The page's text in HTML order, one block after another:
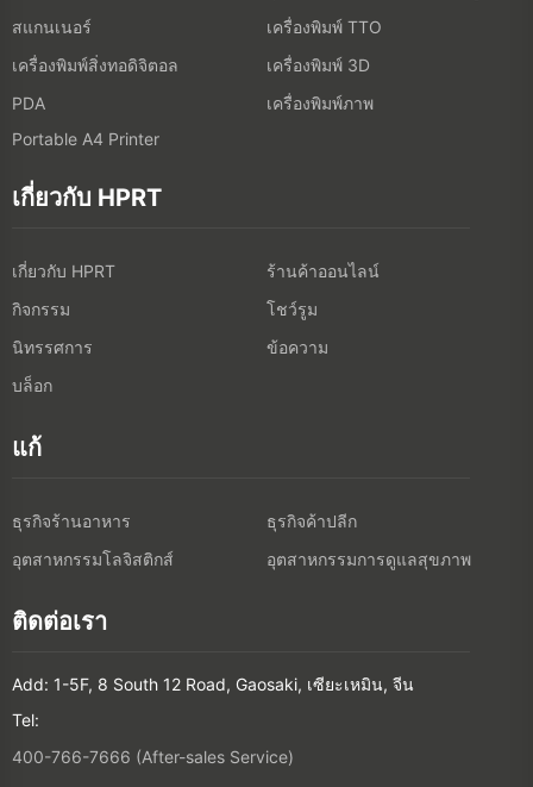
สแกนเนอร์
เครื่องพิมพ์ TTO
เครื่องพิมพ์สิ่งทอดิจิตอล
เครื่องพิมพ์ 3D
PDA
เครื่องพิมพ์ภาพ
Portable A4 Printer
เกี่ยวกับ HPRT
เกี่ยวกับ HPRT
ร้านค้าออนไลน์
กิจกรรม
โชว์รูม
นิทรรศการ
ข้อความ
บล็อก
แก้
ธุรกิจร้านอาหาร
ธุรกิจค้าปลีก
อุตสาหกรรมโลจิสติกส์
อุตสาหกรรมการดูแลสุขภาพ
ติดต่อเรา
Add: 1-5F, 8 South 12 Road, Gaosaki, เซียะเหมิน, จีน
Tel:
400-766-7666 (After-sales Service)